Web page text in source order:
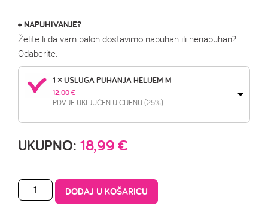
+ NAPUHIVANJE?
Želite li da vam balon dostavimo napuhan ili nenapuhan?
Odaberite.
1 × USLUGA PUHANJA HELIJEM M
12,00 €
PDV JE UKLJUČEN U CIJENU (25%)
UKUPNO: 18,99€
DODAJ U KOŠARICU